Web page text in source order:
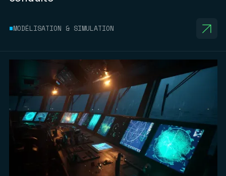
MODÉLISATION & SIMULATION